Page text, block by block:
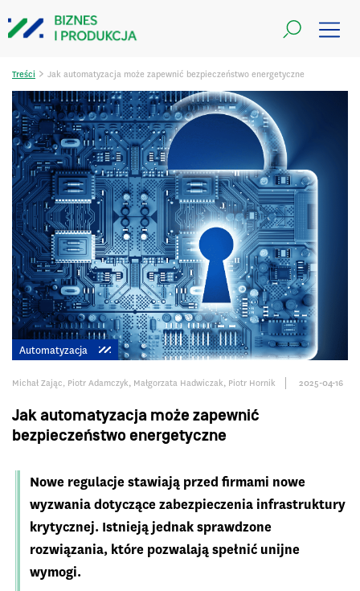
Treści > Jak automatyzacja może zapewnić bezpieczeństwo energetyczne
Automatyzacja
Michał Zając, Piotr Adamczyk, Małgorzata Hadwiczak, Piotr Hornik 2025-04-16
Jak automatyzacja może zapewnić
bezpieczeństwo energetyczne
Nowe regulacje stawiają przed firmami nowe
wyzwania dotyczące zabezpieczenia infrastruktury
krytycznej. Istnieją jednak sprawdzone
rozwiązania, które pozwalają spełnić unijne
wymogi.